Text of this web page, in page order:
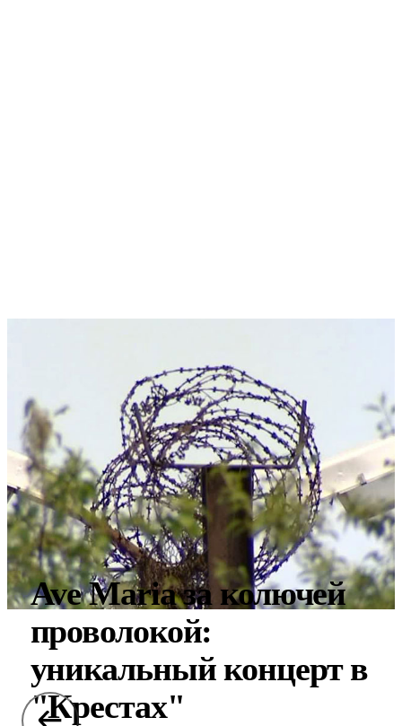
Ave Maria за колючей
проволокой:
уникальный концерт в
"Крестах"